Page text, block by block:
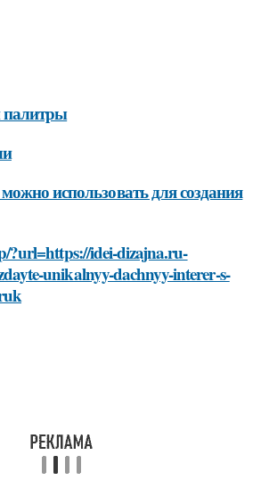
палитры
использовать для создания
?url=https://idei-dizajna.ru-
unikalnyy-dachnyy-interer-s-